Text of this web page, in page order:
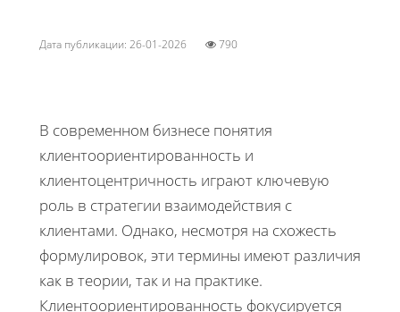
Дата публикации: 26-01-2026 790
В современном бизнесе понятия
клиентоориентированность и
клиентоцентричность играют ключевую
роль в стратегии взаимодействия с
клиентами. Однако, несмотря на схожесть
формулировок, эти термины имеют различия
как в теории, так и на практике.
Клиентоориентированность фокусируется